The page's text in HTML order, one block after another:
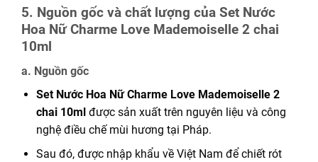
5. Nguồn gốc và chất lượng của Set Nước
Hoa Nữ Charme Love Mademoiselle 2 chai
10ml
a. Nguồn gốc
Set Nước Hoa Nữ Charme Love Mademoiselle 2
chai 10mlđược sản xuất trên nguyên liệu và công
nghệ điều chế mùi hương tại Pháp.
Sau đó, được nhập khẩu về Việt Nam để chiết rót